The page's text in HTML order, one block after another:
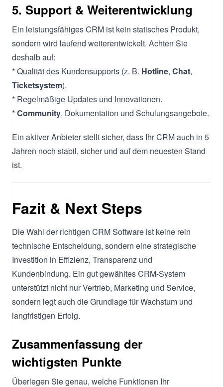
5. Support & Weiterentwicklung
Ein leistungsfähiges CRM ist kein statisches Produkt,
sondern wird laufend weiterentwickelt. Achten Sie
deshalb auf:
* Qualität des Kundensupports (z. B. Hotline, Chat,
Ticketsystem).
* Regelmäßige Updates und Innovationen.
*Community, Dokumentation und Schulungsangebote.
Ein aktiver Anbieter stellt sicher, dass Ihr CRM auch in 5
Jahren noch stabil, sicher und auf dem neuesten Stand
ist.
Fazit & Next Steps
Die Wahl der richtigen CRM Software ist keine rein
technische Entscheidung, sondern eine strategische
Investition in Effizienz, Transparenz und
Kundenbindung. Ein gut gewähltes CRM-System
unterstützt nicht nur Vertrieb, Marketing und Service,
sondern legt auch die Grundlage für Wachstum und
langfristigen Erfolg.
Zusammenfassung der
wichtigsten Punkte
Überlegen Sie genau, welche Funktionen Ihr